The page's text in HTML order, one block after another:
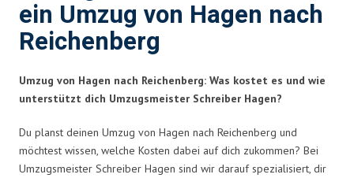
ein Umzug von Hagen nach
Reichenberg
Umzug von Hagen nach Reichenberg: Was kostet es und wie
unterstützt dich Umzugsmeister Schreiber Hagen?
Du planst deinen Umzug von Hagen nach Reichenberg und
möchtest wissen, welche Kosten dabei auf dich zukommen? Bei
Umzugsmeister Schreiber Hagen sind wir darauf spezialisiert, dir